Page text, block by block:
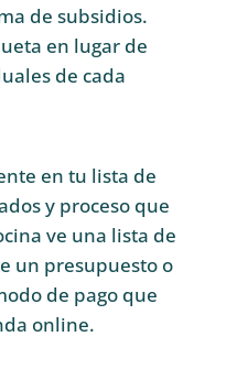
de subsidios.
en lugar de
de cada
en tu lista de
y proceso que
ve una lista de
un presupuesto o
de pago que
online.